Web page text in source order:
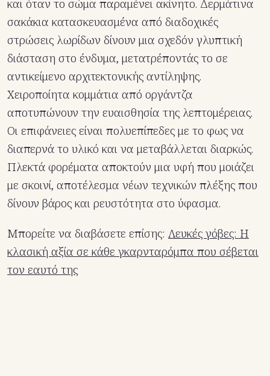
και όταν το σώμα παραμένει ακίνητο. Δερμάτινα
σακάκια κατασκευασμένα από διαδοχικές
στρώσεις λωρίδων δίνουν μια σχεδόν γλυπτική
διάσταση στο ένδυμα, μετατρέποντάς το σε
αντικείμενο αρχιτεκτονικής αντίληψης.
Χειροποίητα κομμάτια από οργάντζα
αποτυπώνουν την ευαισθησία της λεπτομέρειας.
Οι επιφάνειες είναι πολυεπίπεδες με το φως να
διαπερνά το υλικό και να μεταβάλλεται διαρκώς.
Πλεκτά φορέματα αποκτούν μια υφή που μοιάζει
με σκοινί, αποτέλεσμα νέων τεχνικών πλέξης που
δίνουν βάρος και ρευστότητα στο ύφασμα.
Μπορείτε να διαβάσετε επίσης: Λευκές γόβες: Η
κλασική αξία σε κάθε γκαρνταρόμπα που σέβεται
τον εαυτό της